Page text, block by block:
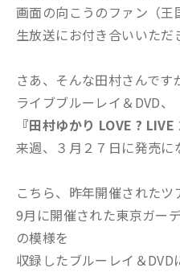
画面の向こうのファン（王
生放送にお付き合いいただ
さあ、そんな田村さんです
ライブブルーレイ＆DVD、
『田村ゆかり LOVE ?
来週、３月２７日に発売に
こちら、昨年開催されたツ
9月に開催された東京ガー
の模様を
収録したブルーレイ＆DVD